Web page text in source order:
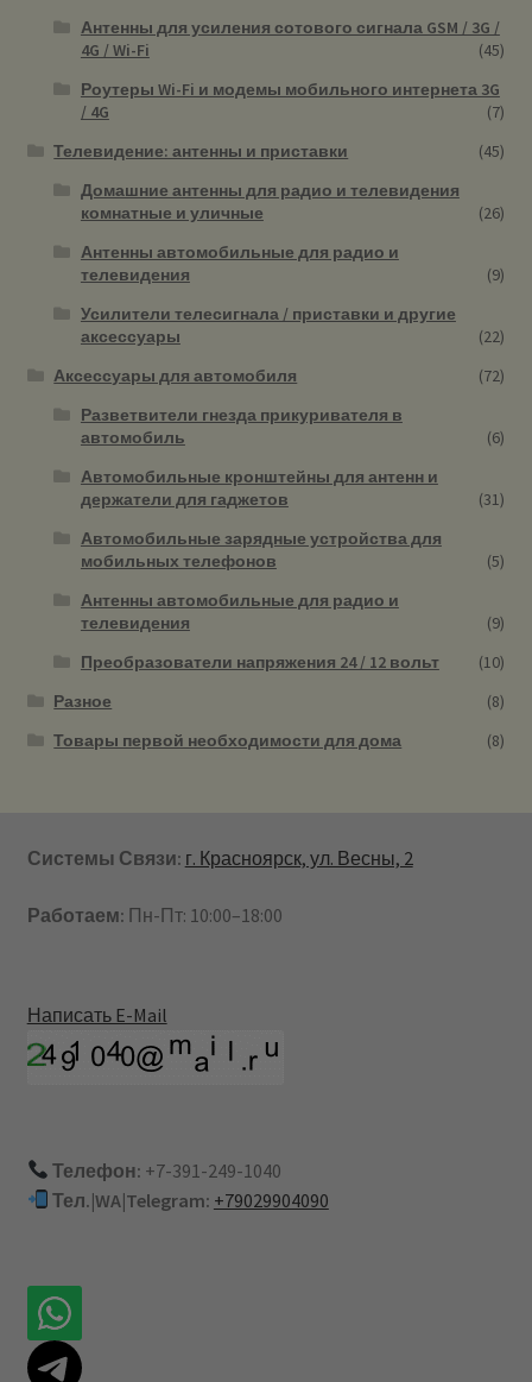
Антенны для усиления сотового сигнала GSM / 3G /
4G / Wi-Fi
(45)
Роутеры Wi-Fi и модемы мобильного интернета 3G
/ 4G
(7)
Телевидение: антенны и приставки
(45)
Домашние антенны для радио и телевидения
комнатные и уличные
(26)
Антенны автомобильные для радио и
телевидения
(9)
Усилители телесигнала / приставки и другие
аксессуары
(22)
Аксессуары для автомобиля
(72)
Разветвители гнезда прикуривателя в
автомобиль
(6)
Автомобильные кронштейны для антенн и
держатели для гаджетов
(31)
Автомобильные зарядные устройства для
мобильных телефонов
(5)
Антенны автомобильные для радио и
телевидения
(9)
Преобразователи напряжения 24 / 12 вольт
(10)
Разное
(8)
Товары первой необходимости для дома
(8)
Системы Связи: г. Красноярск, ул. Весны, 2
Работаем: Пн-Пт: 10:00–18:00
Написать E-Mail
Телефон: +7-391-249-1040
Тел.|WA|Telegram: +79029904090